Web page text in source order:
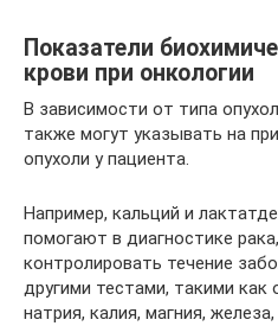
Показатели
крови при онкологии
В зависимости от типа
также могут указывать на
опухоли у пациента.
Например, кальций и
помогают в диагностике
контролировать течение
другими тестами, такими как
натрия, калия, магния,